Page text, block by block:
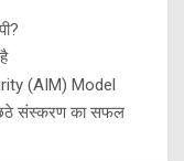
(AIM) Model
छठे संस्करण का सफल